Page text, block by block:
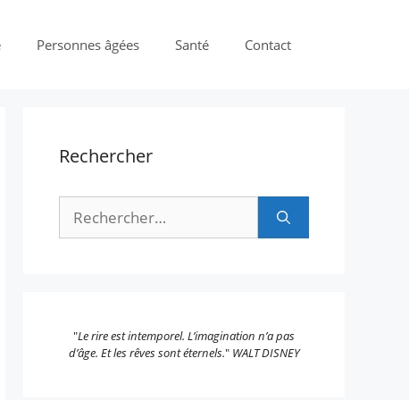
Personnes âgées Santé Contact
Rechercher
Rechercher :
"Le rire est intemporel. L’imagination n’a pas
d’âge. Et les rêves sont éternels." WALT DISNEY